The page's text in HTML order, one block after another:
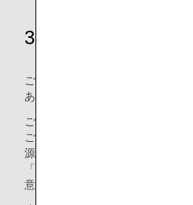
3R+Respect
ごみ問題、食品ロス問題のすべ
あると滝沢さんは話しました。
ごみを減らすための環境活動とし
ごみを減らすこと、Reuse：繰
源として再利用すること）の中で
「Reduce、次に「Reuse」であ
意）」を加えた4R（3R＋Respect